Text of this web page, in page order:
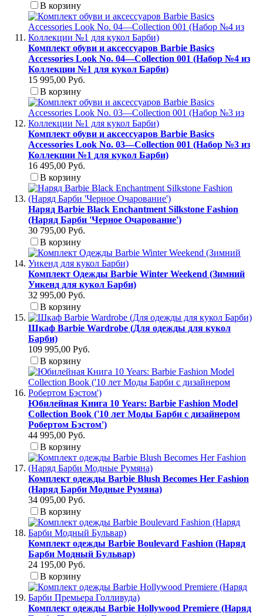
В корзину
Комплект обуви и аксессуаров Barbie Basics
Accessories Look No. 04—Collection 001 (Набор №4 из
Коллекции №1 для кукол Барби)
15 995,00 Руб.
В корзину
Комплект обуви и аксессуаров Barbie Basics
Accessories Look No. 03—Collection 001 (Набор №3 из
Коллекции №1 для кукол Барби)
16 495,00 Руб.
В корзину
Наряд Barbie Black Enchantment Silkstone Fashion
(Наряд Барби 'Черное Очарование')
30 795,00 Руб.
В корзину
Комплект Одежды Barbie Winter Weekend (Зимний
Уикенд для кукол Барби)
32 995,00 Руб.
В корзину
Шкаф Barbie Wardrobe (Для одежды для кукол
Барби)
109 995,00 Руб.
В корзину
Юбилейная Книга 10 Years: Barbie Fashion Model
Collection Book ('10 лет Моды Барби с дизайнером
Робертом Бэстом')
44 995,00 Руб.
В корзину
Комплект одежды Barbie Blush Becomes Her Fashion
(Наряд Барби Модные Румяна)
34 095,00 Руб.
В корзину
Комплект одежды Barbie Boulevard Fashion (Наряд
Барби Модный Бульвар)
24 195,00 Руб.
В корзину
Комплект одежды Barbie Hollywood Premiere (Наряд